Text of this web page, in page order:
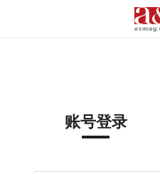
账号登录